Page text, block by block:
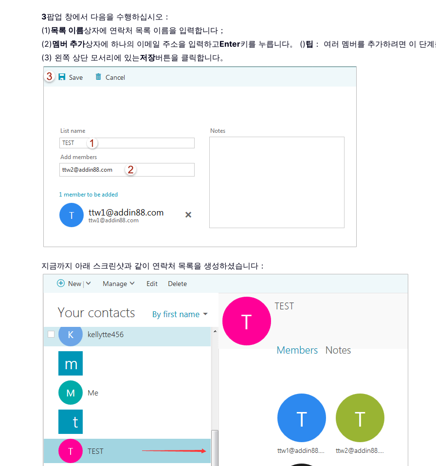
3팝업 창에서 다음을 수행하십시오：
(1)목록 이름상자에 연락처 목록 이름을 입력합니다；
(2)멤버 추가상자에 하나의 이메일 주소을 입력하고Enter키를 누릅니다。 ()팁 ： 여러 멤버를 추가하려면 이 단
(3) 왼쪽 상단 모서리에 있는저장버튼을 클릭합니다。
지금까지 아래 스크린샷과 같이 연락처 목록을 생성하셨습니다：